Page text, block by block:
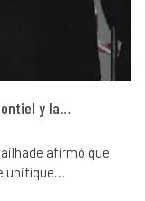
y la…
afirmó que
unifique…